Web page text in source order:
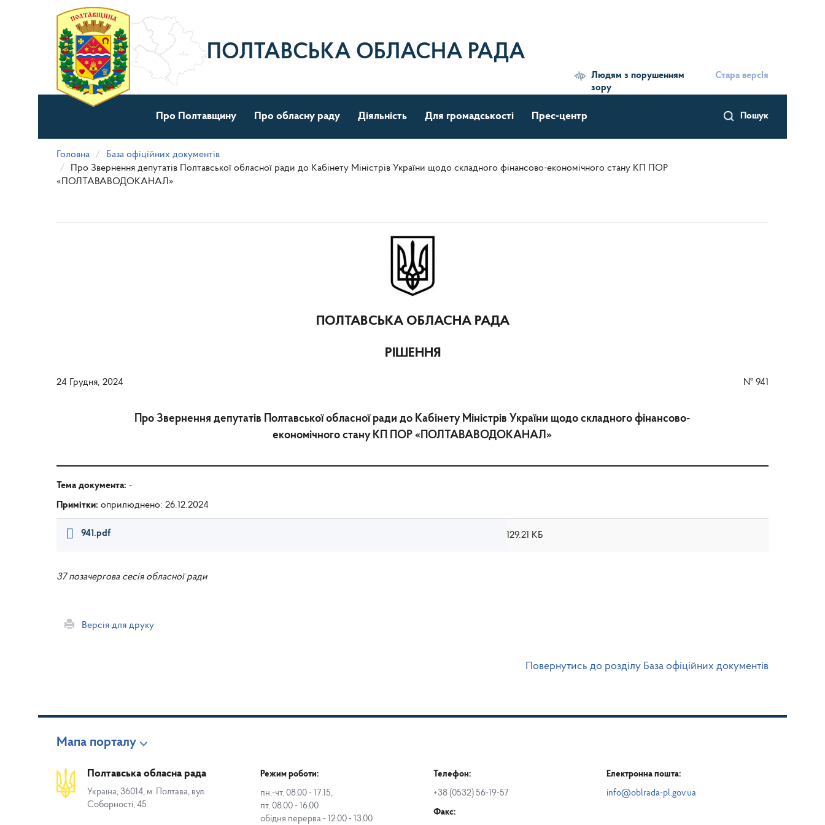
матеріалу
ПОЛТАВСЬКА ОБЛАСНА РАДА
Людям з порушенням
зору
Стара версІя
Пошук
Про Полтавщину Про обласну раду Діяльність Для громадськості Прес-центр
Головна
База офіційних документів
Про Звернення депутатів Полтавської обласної ради до Кабінету Міністрів України щодо складного фінансово-економічного стану КП ПОР
«ПОЛТАВАВОДОКАНАЛ»
ПОЛТАВСЬКА ОБЛАСНА РАДА
РІШЕННЯ
24 Грудня, 2024 № 941
Про Звернення депутатів Полтавської обласної ради до Кабінету Міністрів України щодо складного фінансово-
економічного стану КП ПОР «ПОЛТАВАВОДОКАНАЛ»
Тема документа: -
Примітки: оприлюднено: 26.12.2024
941.pdf 129.21 КБ
37 позачергова сесія обласної ради
Версія для друку
Повернутись до розділу База офіційних документів
Мапа порталу
Полтавська обласна рада
Україна, 36014, м. Полтава, вул.
Соборності, 45
Режим роботи:
пн.-чт. 08.00 - 17.15,
пт. 08.00 - 16.00
обідня перерва - 12.00 - 13.00
Телефон:
+38 (0532) 56-19-57
Факс:
Електронна пошта:
info@oblrada-pl.gov.ua